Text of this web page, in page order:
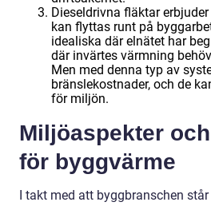
Dieseldrivna fläktar
kan flyttas runt på
idealiska där elnätet har
där invärtes värmning
Men med denna typ av
bränslekostnader, och de
för miljön.
Miljöaspekter
för byggvärme
I takt med att byggbranschen